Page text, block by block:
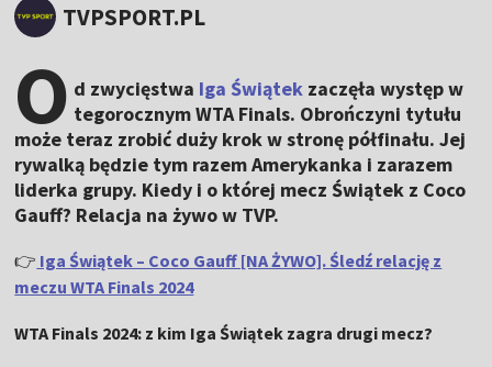
TVPSPORT.PL
O d zwycięstwa Iga Świątek zaczęła występ w
tegorocznym WTA Finals. Obrończyni tytułu
może teraz zrobić duży krok w stronę półfinału. Jej
rywalką będzie tym razem Amerykanka i zarazem
liderka grupy. Kiedy i o której mecz Świątek z Coco
Gauff? Relacja na żywo w TVP.
👉 Iga Świątek – Coco Gauff [NA ŻYWO]. Śledź relację z
meczu WTA Finals 2024
WTA Finals 2024: z kim Iga Świątek zagra drugi mecz?